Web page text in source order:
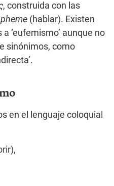
, construida con las
pheme (hablar). Existen
‘eufemismo’ aunque no
sinónimos, como
en el lenguaje coloquial